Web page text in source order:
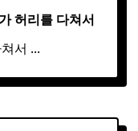
허리를 다쳐서
서 ...